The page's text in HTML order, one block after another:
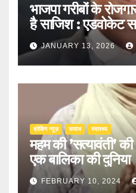
भाजपा गरीबों के
है साजिश : एडवोकेट
JANUARY 13, 2026
ब्रेकिंग न्यूज़ समाज स्वास्थ्य
महम की ’सत्यावंती’
एक बालिका की दुनिया
FEBRUARY 10, 2024